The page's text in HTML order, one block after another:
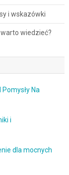
i wskazówki
warto wiedzieć?
Na
i
dla mocnych